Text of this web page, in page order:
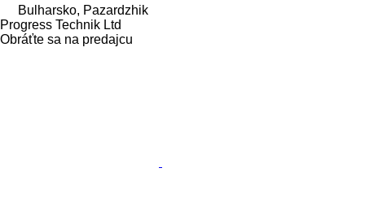
Bulharsko, Pazardzhik
Progress Technik Ltd
Obráťte sa na predajcu